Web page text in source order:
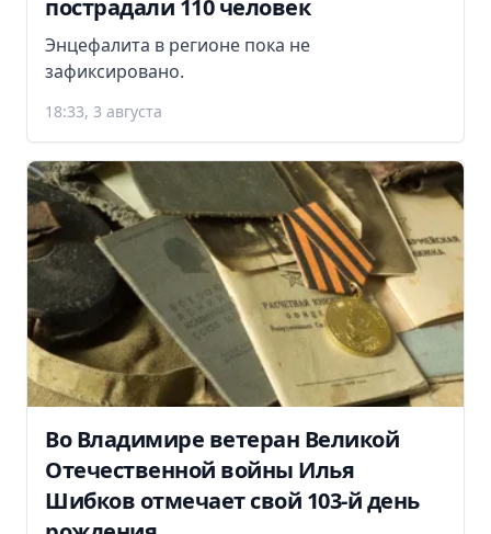
пострадали 110 человек
Энцефалита в регионе пока не
зафиксировано.
18:33, 3 августа
Во Владимире ветеран Великой
Отечественной войны Илья
Шибков отмечает свой 103-й день